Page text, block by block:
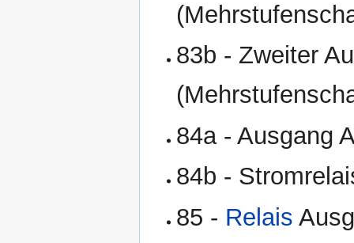
83b - Zweiter
84a - Ausgang
84b -
85 - Relais